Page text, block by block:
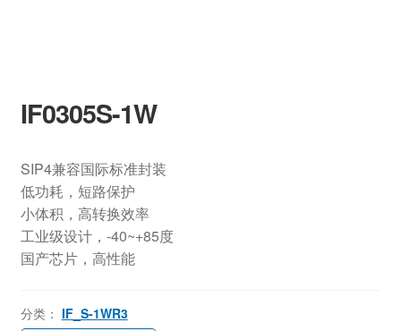
IF0305S-1W
SIP4兼容国际标准封装
低功耗，短路保护
小体积，高转换效率
工业级设计，-40~+85度
国产芯片，高性能
分类： IF_S-1WR3